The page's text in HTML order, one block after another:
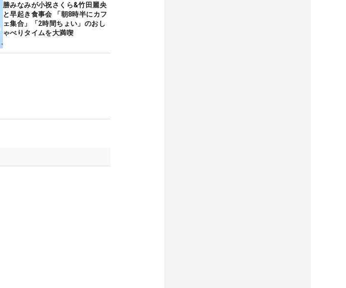
勝みなみが小祝さくら&竹田麗央
と早起き食事会 「朝8時半にカフ
ェ集合」「2時間ちょい」のおし
ゃべりタイムを大満喫